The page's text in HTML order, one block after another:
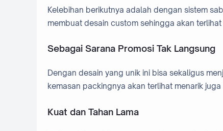
Kelebihan berikutnya adalah dengan sistem
membuat desain custom sehingga akan
Sebagai Sarana Promosi Tak Langsung
Dengan desain yang unik ini bisa sekaligus
kemasan packingnya akan terlihat menarik
Kuat dan Tahan Lama